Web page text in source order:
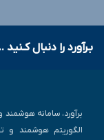
بـرآورد را دنبال کـنید
برآورد، سامانه
الگوریتم هوشمند و